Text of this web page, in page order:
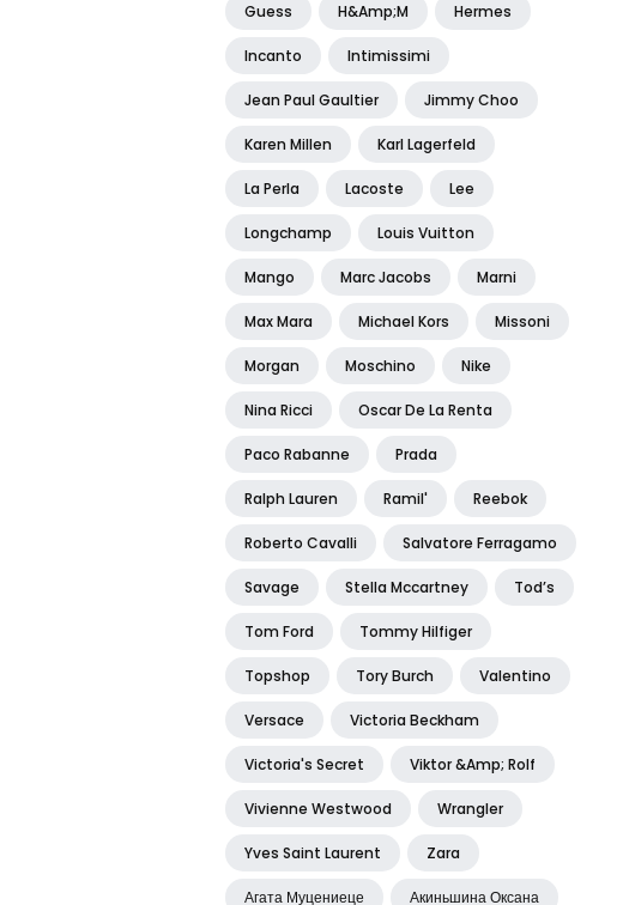
Guess H&amp;m Hermes
Incanto Intimissimi
Jean Paul Gaultier Jimmy Choo
Karen Millen Karl Lagerfeld
La Perla Lacoste Lee
Longchamp Louis Vuitton
Mango Marc Jacobs Marni
Max Mara Michael Kors Missoni
Morgan Moschino Nike
Nina Ricci Oscar De La Renta
Paco Rabanne Prada
Ralph Lauren Ramil' Reebok
Roberto Cavalli Salvatore Ferragamo
Savage Stella Mccartney Tod’s
Tom Ford Tommy Hilfiger
Topshop Tory Burch Valentino
Versace Victoria Beckham
Victoria's Secret Viktor &amp; Rolf
Vivienne Westwood Wrangler
Yves Saint Laurent Zara
Агата Муцениеце Акиньшина Оксана